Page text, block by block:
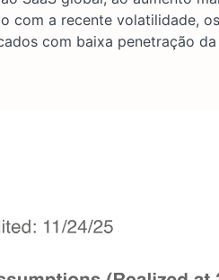
com a recente volatilidade,
com baixa penetração